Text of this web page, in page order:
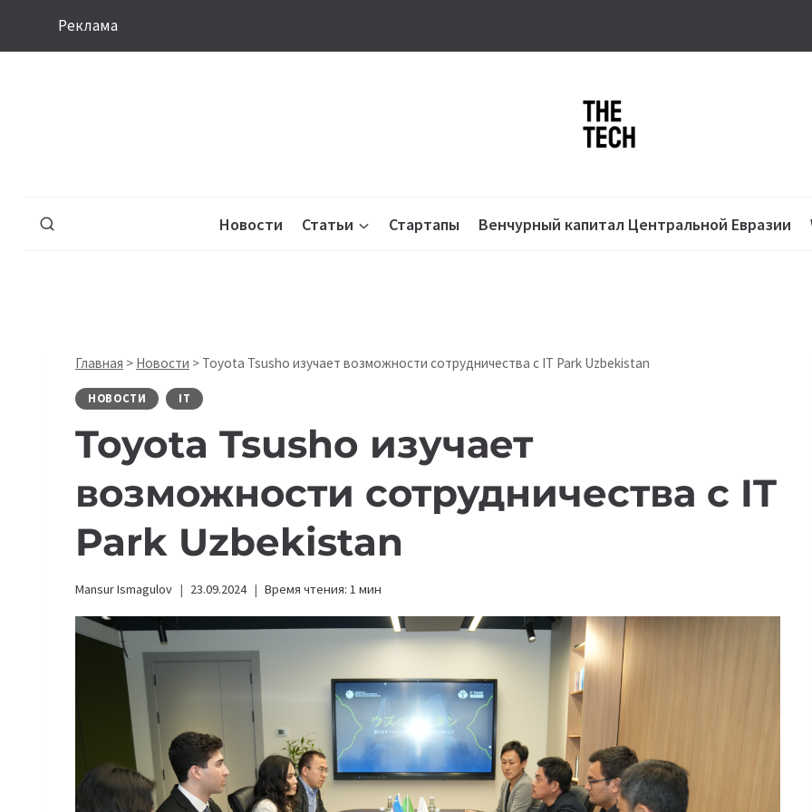
Реклама
Новости Статьи Стартапы Венчурный капитал Центральной Евразии
Главная > Новости > Toyota Tsusho изучает возможности сотрудничества с IT Park Uzbekistan
НОВОСТИ IT
Toyota Tsusho изучает
возможности сотрудничества с IT
Park Uzbekistan
Mansur Ismagulov 23.09.2024 Время чтения: 1 мин